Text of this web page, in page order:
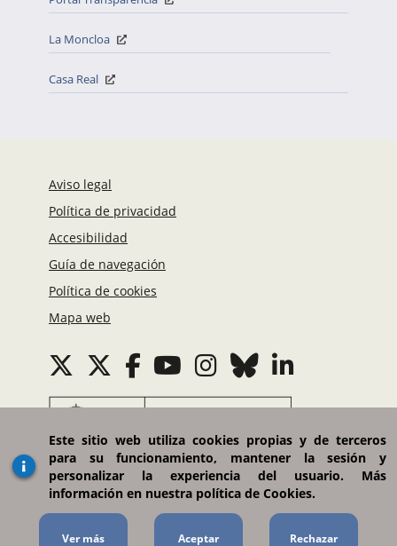
La Moncloa
Casa Real
Aviso legal
Política de privacidad
Accesibilidad
Guía de navegación
Política de cookies
Mapa web
Ministerio de Asuntos Exteriores, Unión Europea
y Cooperación
Plaza del Marqués de Salamanca, 8. 28006 Madrid
(España)
Este sitio web utiliza cookies propias y de terceros
para su funcionamiento, mantener la sesión y
personalizar la experiencia del usuario. Más
información en nuestra política de Cookies.
Ver más